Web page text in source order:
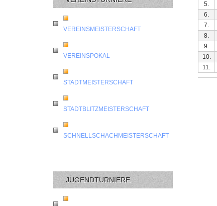
VEREINSMEISTERSCHAFT
VEREINSPOKAL
STADTMEISTERSCHAFT
STADTBLITZMEISTERSCHAFT
SCHNELLSCHACHMEISTERSCHAFT
JUGENDTURNIERE
5.
6.
7.
8.
9.
10.
11.